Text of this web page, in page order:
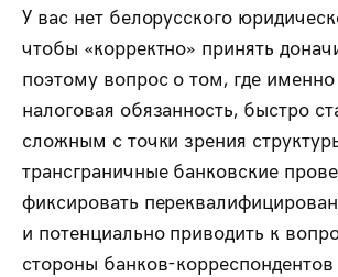
У вас нет белорусского
чтобы «корректно» принять
поэтому вопрос о том, где именно
налоговая обязанность, быстро
сложным с точки зрения
трансграничные банковские
фиксировать
и потенциально приводить к
стороны банков-